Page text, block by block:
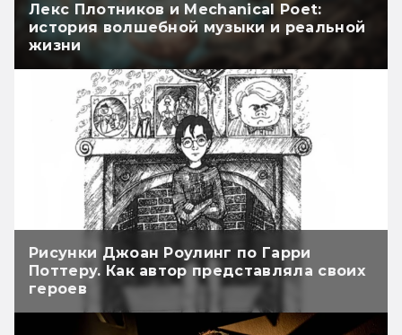
Лекс Плотников и Mechanical Poet:
история волшебной музыки и реальной
жизни
Рисунки Джоан Роулинг по Гарри
Поттеру. Как автор представляла своих
героев